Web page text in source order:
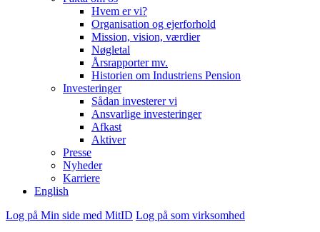
Hvem er vi?
Organisation og ejerforhold
Mission, vision, værdier
Nøgletal
Årsrapporter mv.
Historien om Industriens Pension
Investeringer
Sådan investerer vi
Ansvarlige investeringer
Afkast
Aktiver
Presse
Nyheder
Karriere
English
Log på Min side med MitID Log på som virksomhed